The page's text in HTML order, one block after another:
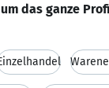
das ganze